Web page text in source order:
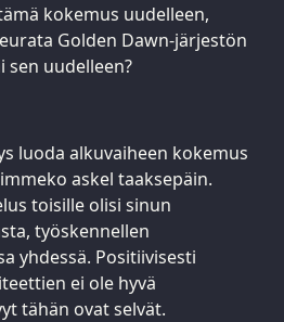
kokemus uudelleen,
Golden Dawn-järjestön
sen uudelleen?
luoda alkuvaiheen kokemus
askel taaksepäin.
toisille olisi sinun
työskennellen
yhdessä. Positiivisesti
ei ole hyvä
tähän ovat selvät.